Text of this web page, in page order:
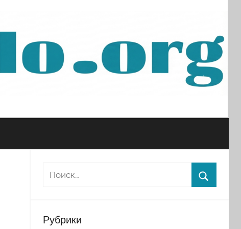
Рубрики